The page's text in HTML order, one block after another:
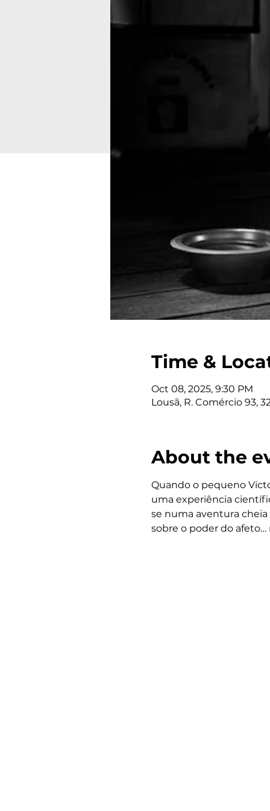
Time &
Oct 08, 2025, 9:30 PM
Lousã, R. Comércio 93,
About the
Quando o pequeno
uma experiência
se numa aventura
sobre o poder do